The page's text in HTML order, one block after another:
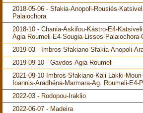
2018-05-06 - Sfakia-Anopoli-Rousiés-
Palaiochora
2018-10 - Chania-Askifou-Kástro-E4-
Agia Roumeli-E4-Sougia-Lissos-Palaiochora-
2019-03 - Imbros-Sfakiano-Sfakia-Anopoli-
2019-09-10 - Gavdos-Agia Roumeli
2021-09-10 Imbros-Sfakiano-Kali Lakki-
Ioannis-Aradhéna-Marmara-Ag. Roumeli-E4-
2022-03 - Rodopou-Iraklio
2022-06-07 - Madeira